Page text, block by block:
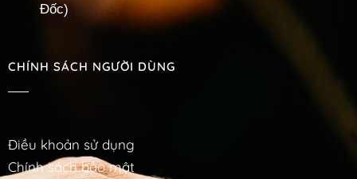
Đốc)
CHÍNH SÁCH NGƯỜI DÙNG
Điều khoản sử dụng
Chính sách bảo mật